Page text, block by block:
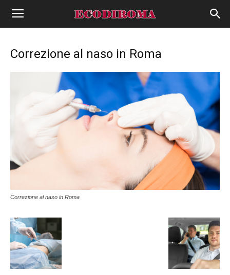
Correzione al naso in Roma
Correzione al naso in Roma